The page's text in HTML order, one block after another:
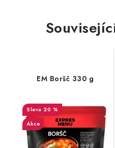
EM Boršč 330 g
20 %
Akce